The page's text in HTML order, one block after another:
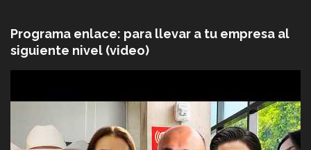
Programa enlace: para llevar a tu empresa al
siguiente nivel (video)